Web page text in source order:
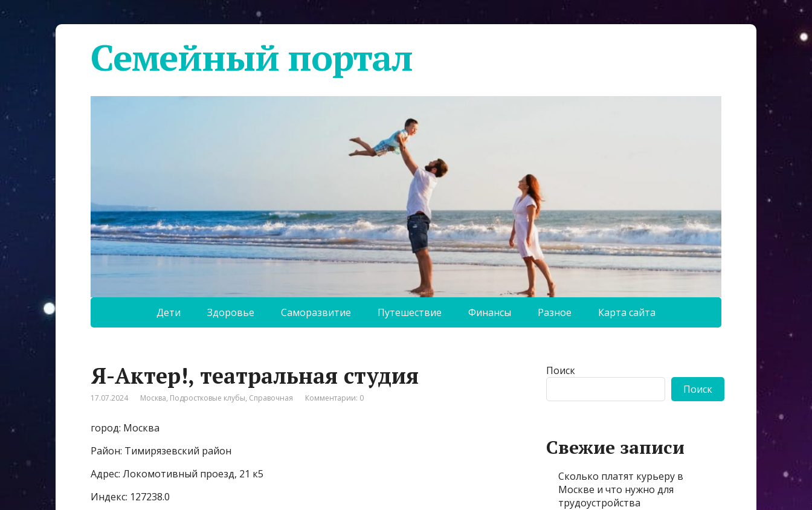
Семейный портал
Дети Здоровье Саморазвитие Путешествие Финансы Разное Карта сайта
Я-Актер!, театральная студия
17.07.2024 Москва, Подростковые клубы, Справочная Комментарии: 0
город: Москва
Район: Тимирязевский район
Адрес: Локомотивный проезд, 21 к5
Индекс: 127238.0
Поиск
Поиск
Свежие записи
Сколько платят курьеру в
Москве и что нужно для
трудоустройства